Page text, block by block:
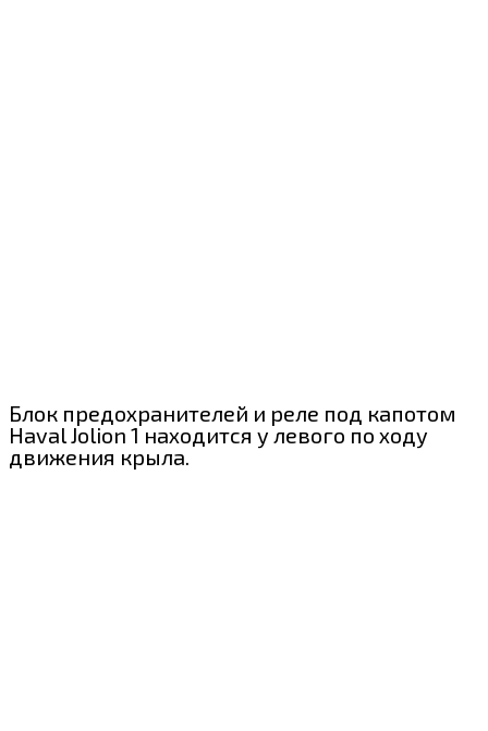
Блок предохранителей и реле под капотом
Haval Jolion 1 находится у левого по ходу
движения крыла.